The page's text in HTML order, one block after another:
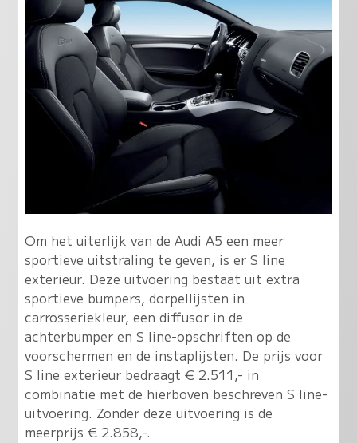
Om het uiterlijk van de Audi A5 een meer
sportieve uitstraling te geven, is er S line
exterieur. Deze uitvoering bestaat uit extra
sportieve bumpers, dorpellijsten in
carrosseriekleur, een diffusor in de
achterbumper en S line-opschriften op de
voorschermen en de instaplijsten. De prijs voor
S line exterieur bedraagt € 2.511,- in
combinatie met de hierboven beschreven S line-
uitvoering. Zonder deze uitvoering is de
meerprijs € 2.858,-.